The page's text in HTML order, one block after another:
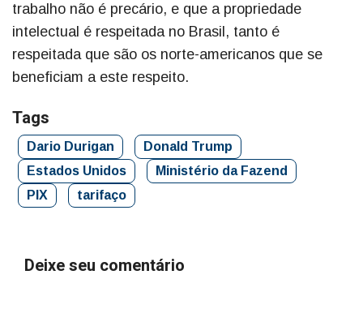
trabalho não é precário, e que a propriedade
intelectual é respeitada no Brasil, tanto é
respeitada que são os norte-americanos que se
beneficiam a este respeito.
Tags
Dario Durigan
Donald Trump
Estados Unidos
Ministério da Fazend
PIX
tarifaço
Deixe seu comentário